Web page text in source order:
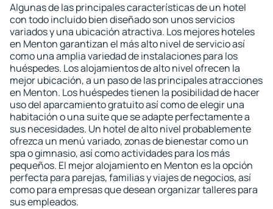
Algunas de las principales características de un hotel
con todo incluido bien diseñado son unos servicios
variados y una ubicación atractiva. Los mejores hoteles
en Menton garantizan el más alto nivel de servicio así
como una amplia variedad de instalaciones para los
huéspedes. Los alojamientos de alto nivel ofrecen la
mejor ubicación, a un paso de las principales atracciones
en Menton. Los huéspedes tienen la posibilidad de hacer
uso del aparcamiento gratuito así como de elegir una
habitación o una suite que se adapte perfectamente a
sus necesidades. Un hotel de alto nivel probablemente
ofrezca un menú variado, zonas de bienestar como un
spa o gimnasio, así como actividades para los más
pequeños. El mejor alojamiento en Menton es la opción
perfecta para parejas, familias y viajes de negocios, así
como para empresas que desean organizar talleres para
sus empleados.